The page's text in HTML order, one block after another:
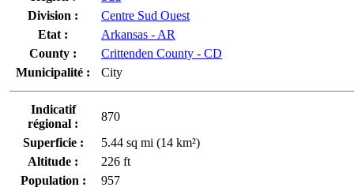
Division :
Centre Sud Ouest
Etat :
Arkansas - AR
County :
Crittenden County - CD
Municipalité :
City
Indicatif
régional :
870
Superficie :
5.44 sq mi (14 km²)
Altitude :
226 ft
Population :
957